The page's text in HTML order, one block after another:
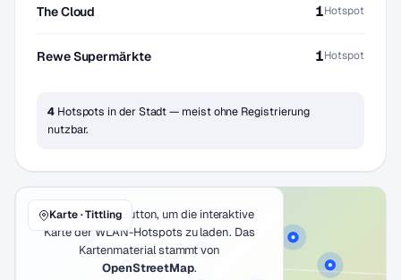
The Cloud 1Hotspot
Rewe Supermärkte 1Hotspot
4Hotspots in der Stadt — meist ohne Registrierung
nutzbar.
Klicke auf den Button, um die interaktive
Karte der WLAN-Hotspots zu laden. Das
Kartenmaterial stammt von
OpenStreetMap.
Karte · Tittling